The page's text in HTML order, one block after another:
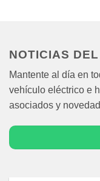
NOTICIAS
Mantente al día en
vehículo eléctrico e
asociados y